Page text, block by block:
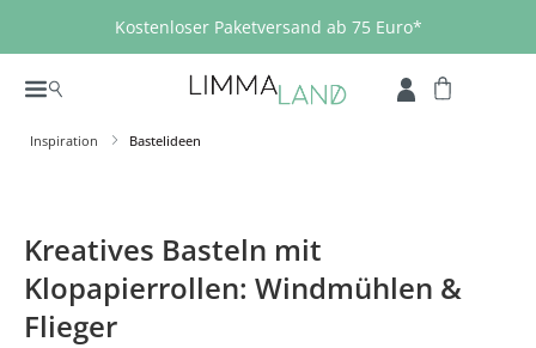
Zum Hauptinhalt springen
Kostenloser Paketversand ab 75 Euro*
Inspiration Bastelideen
Kreatives Basteln mit
Klopapierrollen: Windmühlen &
Flieger